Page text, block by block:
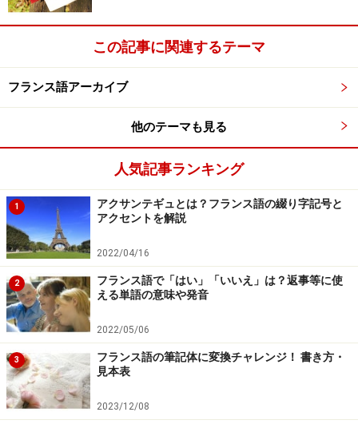
気の合う仲間とのおしゃべりは会話マスターの近道
画像協力：「み～さの１２秒フランス語」
越智：文法に関しては、ほぼ独学ですか。すごいです
はいってしまって、会話ができなくて困るという話はよ
く聞きますが、その後、会話に関してはどんな風にして
マスターされたのですか？
み～さ：いたって普通に（笑）。人と話しながらです。
言いたかったけど言えなかったこと、分からなかったこ
となど、部屋に帰って、辞書をひいてみる程度でしたの
で、時間がかかりました。後は、しばらくして、自分よ
りフランス語が話せる外国人と、付き合いだしたのが効
果的だったでしょうか…。
越智：確かに会話の習得というのは、意外に地道な作業
ですよね。特別に勉強されたのではなく、実生活で生き
た会話を少しづつ覚えていったということですね。やは
この記事に関連するテーマ
フランス語アーカイブ
他のテーマも見る
人気記事ランキング
1
アクサンテギュとは？フランス語の綴り字記号と
アクセントを解説
2022/04/16
2
フランス語で「はい」「いいえ」は？返事等に使
える単語の意味や発音
2022/05/06
3
フランス語の筆記体に変換チャレンジ！ 書き方・
見本表
2023/12/08